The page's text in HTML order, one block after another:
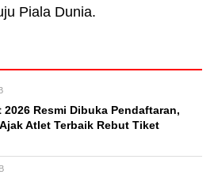
Piala Dunia.
Resmi Dibuka Pendaftaran,
Atlet Terbaik Rebut Tiket